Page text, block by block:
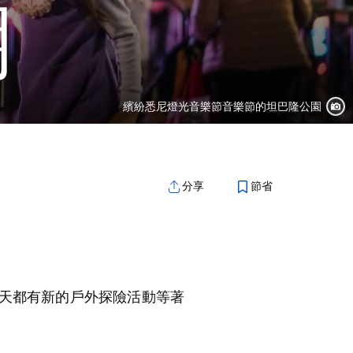
繽紛悉尼燈光音樂節音樂節的坦巴隆公園
分享 節省
都有新的戶外探險活動等著